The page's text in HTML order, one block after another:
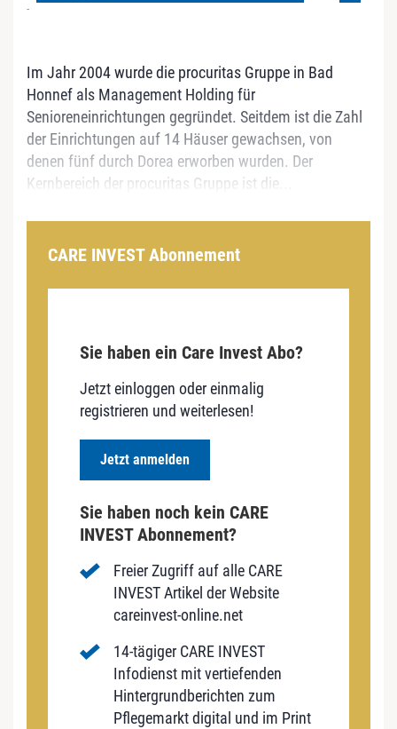
-
Im Jahr 2004 wurde die procuritas Gruppe in Bad
Honnef als Management Holding für
Senioreneinrichtungen gegründet. Seitdem ist die Zahl
der Einrichtungen auf 14 Häuser gewachsen, von
denen fünf durch Dorea erworben wurden. Der
Kernbereich der procuritas Gruppe ist die...
CARE INVEST Abonnement
Sie haben ein Care Invest Abo?
Jetzt einloggen oder einmalig
registrieren und weiterlesen!
Jetzt anmelden
Sie haben noch kein CARE
INVEST Abonnement?
Freier Zugriff auf alle CARE
INVEST Artikel der Website
careinvest-online.net
14-tägiger CARE INVEST
Infodienst mit vertiefenden
Hintergrundberichten zum
Pflegemarkt digital und im Print